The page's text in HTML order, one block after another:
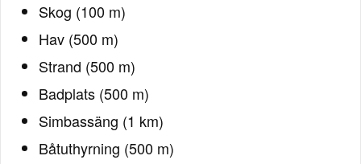
Skog (100 m)
Hav (500 m)
Strand (500 m)
Badplats (500 m)
Simbassäng (1 km)
Båtuthyrning (500 m)